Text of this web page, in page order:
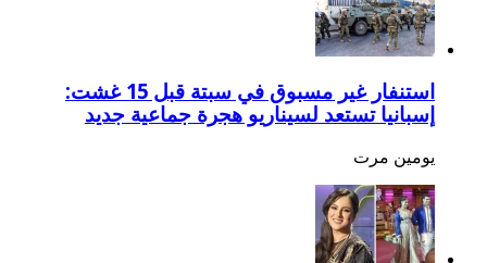
استنفار غير مسبوق في سبتة قبل 15 غشت:
إسبانيا تستعد لسيناريو هجرة جماعية جديد
يومين مرت